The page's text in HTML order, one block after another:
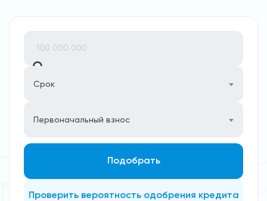
Срок
Первоначальный взнос
Подобрать
Проверить вероятность одобрения кредита